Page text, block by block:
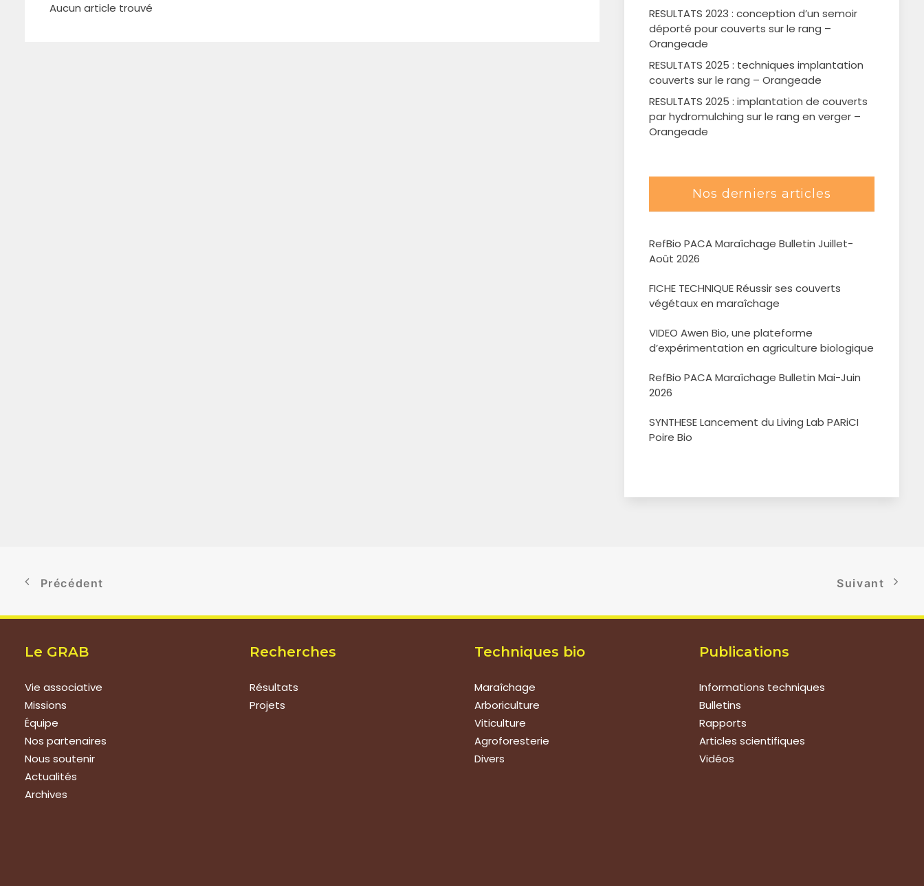
Aucun article trouvé
RESULTATS 2023 : conception d’un semoir
déporté pour couverts sur le rang –
Orangeade
RESULTATS 2025 : techniques implantation
couverts sur le rang – Orangeade
RESULTATS 2025 : implantation de couverts
par hydromulching sur le rang en verger –
Orangeade
Nos derniers articles
RefBio PACA Maraîchage Bulletin Juillet-
Août 2026
FICHE TECHNIQUE Réussir ses couverts
végétaux en maraîchage
VIDEO Awen Bio, une plateforme
d’expérimentation en agriculture biologique
RefBio PACA Maraîchage Bulletin Mai-Juin
2026
SYNTHESE Lancement du Living Lab PARiCI
Poire Bio
Précédent Suivant
Le GRAB
Vie associative
Missions
Équipe
Nos partenaires
Nous soutenir
Actualités
Archives
Recherches
Résultats
Projets
Techniques bio
Maraîchage
Arboriculture
Viticulture
Agroforesterie
Divers
Publications
Informations techniques
Bulletins
Rapports
Articles scientifiques
Vidéos